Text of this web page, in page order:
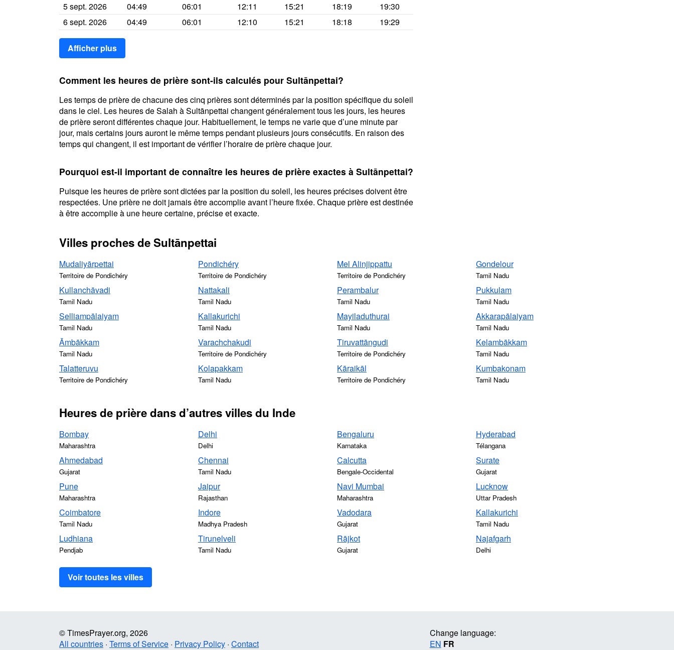
5 sept. 2026
04:49 06:01 12:11 15:21 18:19
19:30
6 sept. 2026
04:49 06:01 12:10 15:21 18:18 19:29
Afficher plus
Comment les heures de prière sont-ils calculés pour Sultānpettai?
Les temps de prière de chacune des cinq prières sont déterminés par la position spécifique du soleil
dans le ciel. Les heures de Salah à Sultānpettai changent généralement tous les jours, les heures
de prière seront différentes chaque jour. Habituellement, le temps ne varie que d’une minute par
jour, mais certains jours auront le même temps pendant plusieurs jours consécutifs. En raison des
temps qui changent, il est important de vérifier l’horaire de prière chaque jour.
Pourquoi est-il important de connaître les heures de prière exactes à Sultānpettai?
Puisque les heures de prière sont dictées par la position du soleil, les heures précises doivent être
respectées. Une prière ne doit jamais être accomplie avant l’heure fixée. Chaque prière est destinée
à être accomplie à une heure certaine, précise et exacte.
Villes proches de Sultānpettai
Mudaliyārpettai
Territoire de Pondichéry
Pondichéry
Territoire de Pondichéry
Mel Alinjippattu
Territoire de Pondichéry
Gondelour
Tamil Nadu
Kullanchāvadi
Tamil Nadu
Nattakali
Tamil Nadu
Perambalur
Tamil Nadu
Pukkulam
Tamil Nadu
Selliampālaiyam
Tamil Nadu
Kallakurichi
Tamil Nadu
Mayiladuthurai
Tamil Nadu
Akkarapālaiyam
Tamil Nadu
Āmbākkam
Tamil Nadu
Varachchakudi
Territoire de Pondichéry
Tiruvattāngudi
Territoire de Pondichéry
Kelambākkam
Tamil Nadu
Talatteruvu
Territoire de Pondichéry
Kolapakkam
Tamil Nadu
Kāraikāl
Territoire de Pondichéry
Kumbakonam
Tamil Nadu
Heures de prière dans d’autres villes du Inde
Bombay
Maharashtra
Delhi
Delhi
Bengaluru
Karnataka
Hyderabad
Télangana
Ahmedabad
Gujarat
Chennai
Tamil Nadu
Calcutta
Bengale-Occidental
Surate
Gujarat
Pune
Maharashtra
Jaipur
Rajasthan
Navi Mumbai
Maharashtra
Lucknow
Uttar Pradesh
Coimbatore
Tamil Nadu
Indore
Madhya Pradesh
Vadodara
Gujarat
Kallakurichi
Tamil Nadu
Ludhiana
Pendjab
Tirunelveli
Tamil Nadu
Rājkot
Gujarat
Najafgarh
Delhi
Voir toutes les villes
© TimesPrayer.org, 2026
All countries · Terms of Service · Privacy Policy · Contact
Change language:
EN FR